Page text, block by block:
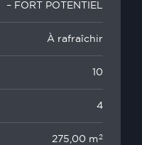
– FORT POTENTIEL
À rafraîchir
10
4
275,00 m2